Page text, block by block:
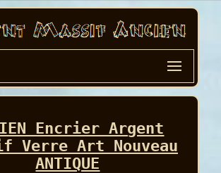
Encrier Argent
Verre Art Nouveau
ANTIQUE